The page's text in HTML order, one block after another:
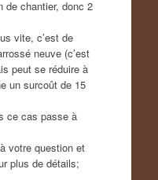
de chantier, donc 2
vite, c’est de
neuve (c’est
peut se réduire à
un surcoût de 15
ce cas passe à
votre question et
plus de détails;